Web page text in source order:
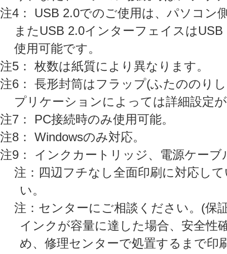
注4： USB 2.0でのご使用は、パソコン
またUSB 2.0インターフェイスは
使用可能です。
注5： 枚数は紙質により異なります。
注6： 長形封筒はフラップ(ふたののり
プリケーションによっては詳細設定
注7： PC接続時のみ使用可能。
注8： Windowsのみ対応。
注9： インクカートリッジ、電源ケーブ
注：四辺フチなし全面印刷に対応し
い。
注：センターにご相談ください。(保
インクが容量に達した場合、安全性
め、修理センターで処置するまで